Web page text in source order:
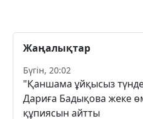
Жаңалықтар
Бүгін, 20:02
"Қаншама ұйқысыз
Дариға Бадықова жеке
құпиясын айтты